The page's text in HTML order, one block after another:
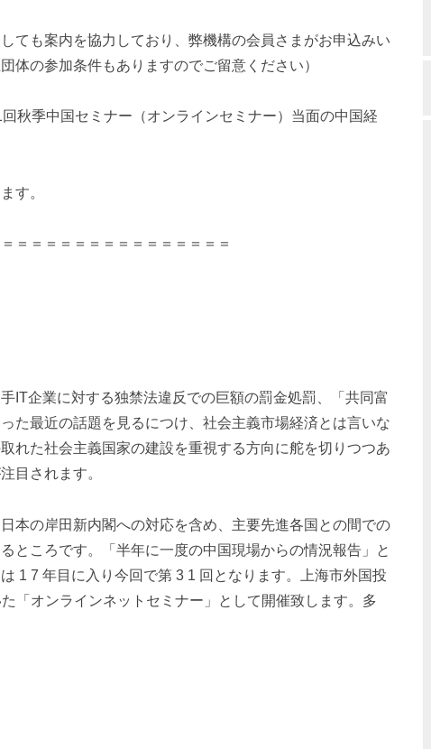
ても案内を協力しており、弊機構の会員さまがお申込みい
体の参加条件もありますのでご留意ください）
秋季中国セミナー（オンラインセミナー）当面の中国経
す。
＝＝＝＝＝＝＝＝＝＝＝＝＝＝＝
IT企業に対する独禁法違反での巨額の罰金処罰、「共同富
た最近の話題を見るにつけ、社会主義市場経済とは言いな
れた社会主義国家の建設を重視する方向に舵を切りつつあ
目されます。
本の岸田新内閣への対応を含め、主要先進各国との間での
ところです。
「半年に一度の中国現場からの情況報告」と
1 7 年目に入り今回で第 3 1 回となります。上海市外国投
「オンラインネットセミナー」として開催致します。 多